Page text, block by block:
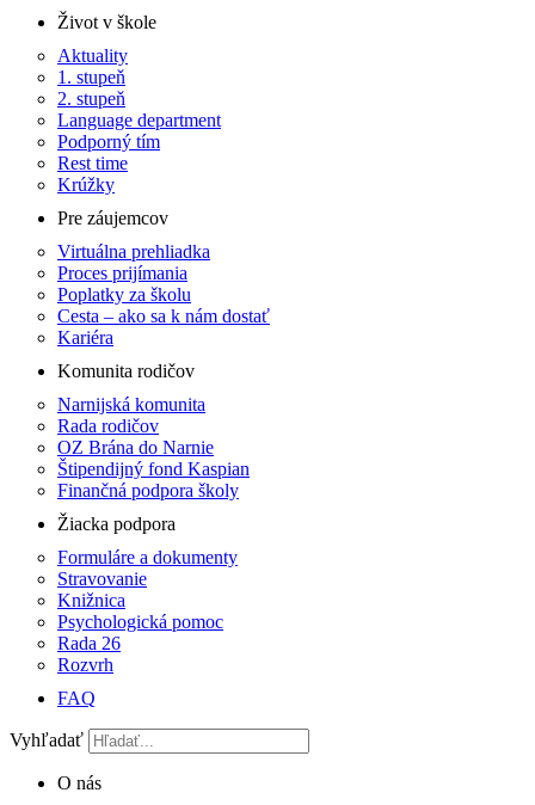
Život v škole
Aktuality
1. stupeň
2. stupeň
Language department
Podporný tím
Rest time
Krúžky
Pre záujemcov
Virtuálna prehliadka
Proces prijímania
Poplatky za školu
Cesta – ako sa k nám dostať
Kariéra
Komunita rodičov
Narnijská komunita
Rada rodičov
OZ Brána do Narnie
Štipendijný fond Kaspian
Finančná podpora školy
Žiacka podpora
Formuláre a dokumenty
Stravovanie
Knižnica
Psychologická pomoc
Rada 26
Rozvrh
FAQ
Vyhľadať
O nás